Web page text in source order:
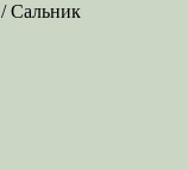
/Сальник